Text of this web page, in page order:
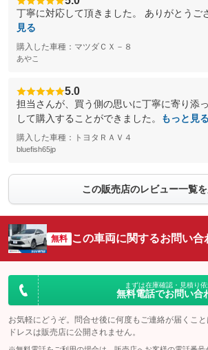
丁寧に対応して頂きました。 ありがとうご
見る
購入した車種：マツダＣＸ－８
あやこ
5.0
担当さんが、買う側の思いに丁寧に寄り添
して購入することができました。
もっと見る
購入した車種：トヨタＲＡＶ４
bluefish65jp
この販売店のレビュー一覧
無料 この車両に関するお問い合
まずは在庫確認・見積り
無料電話でお問い合
お気軽にどうぞ。問合せ後に何度もご連絡が届くこ
ドレスは販売店に公開されません。